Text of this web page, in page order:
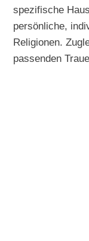
spezifische
persönliche,
Religionen.
passenden